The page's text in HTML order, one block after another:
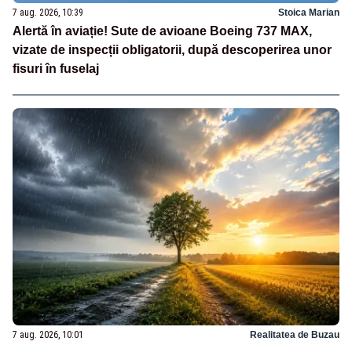
7 aug. 2026, 10:39 Stoica Marian
Alertă în aviație! Sute de avioane Boeing 737 MAX,
vizate de inspecții obligatorii, după descoperirea unor
fisuri în fuselaj
7 aug. 2026, 10:01 Realitatea de Buzau